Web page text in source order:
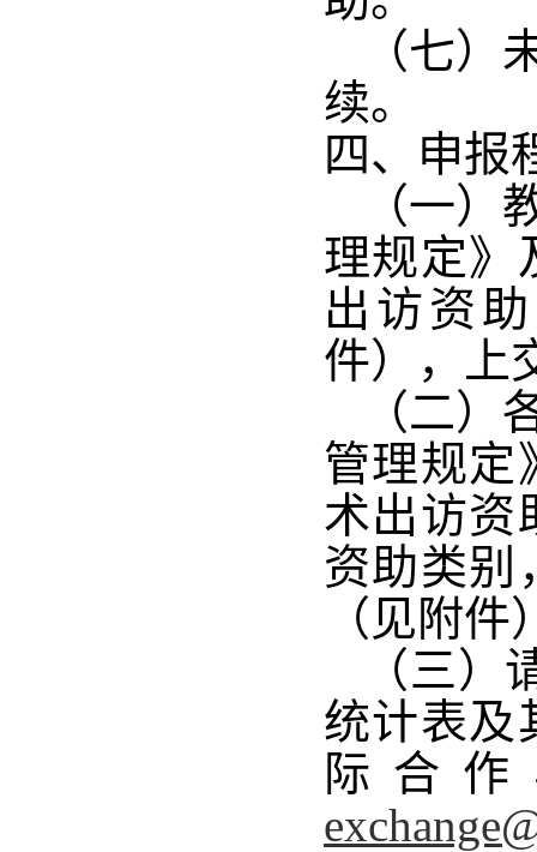
（七
续。
四、申报
（一
理规定》
出访资
件），上
（二
管理规定
术出访资
资助类别
（见附件
（三
统计表及
际合